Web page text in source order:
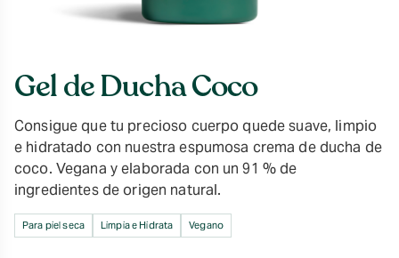
Gel de Ducha Coco
Consigue que tu precioso cuerpo quede suave, limpio
e hidratado con nuestra espumosa crema de ducha de
coco. Vegana y elaborada con un 91 % de
ingredientes de origen natural.
Para piel seca Limpia e Hidrata Vegano